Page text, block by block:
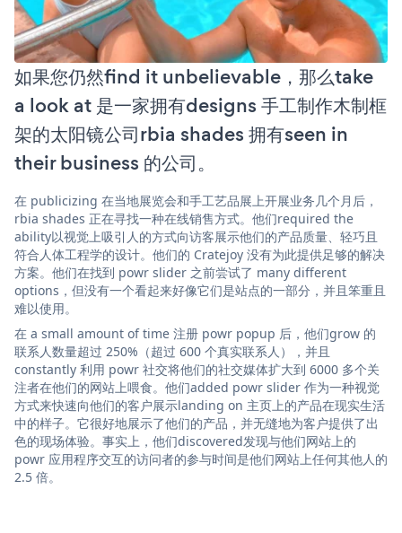
如果您仍然find it unbelievable，那么take
a look at 是一家拥有designs 手工制作木制框
架的太阳镜公司rbia shades 拥有seen in
their business 的公司。
在 publicizing 在当地展览会和手工艺品展上开展业务几个月后，
rbia shades 正在寻找一种在线销售方式。他们required the
ability以视觉上吸引人的方式向访客展示他们的产品质量、轻巧且
符合人体工程学的设计。他们的 Cratejoy 没有为此提供足够的解决
方案。他们在找到 powr slider 之前尝试了 many different
options，但没有一个看起来好像它们是站点的一部分，并且笨重且
难以使用。
在 a small amount of time 注册 powr popup 后，他们grow 的
联系人数量超过 250%（超过 600 个真实联系人），并且
constantly 利用 powr 社交将他们的社交媒体扩大到 6000 多个关
注者在他们的网站上喂食。他们added powr slider 作为一种视觉
方式来快速向他们的客户展示landing on 主页上的产品在现实生活
中的样子。它很好地展示了他们的产品，并无缝地为客户提供了出
色的现场体验。事实上，他们discovered发现与他们网站上的
powr 应用程序交互的访问者的参与时间是他们网站上任何其他人的
2.5 倍。